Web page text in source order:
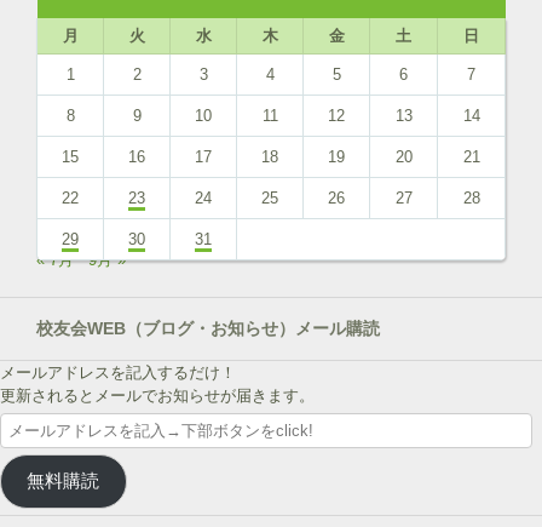
月 火 水 木 金 土 日
1 2 3 4 5 6 7
8 9 10 11 12 13 14
15 16 17 18 19 20 21
22 23 24 25 26 27 28
29 30
31
« 7月
9月 »
校友会WEB（ブログ・お知らせ）メール購読
メールアドレスを記入するだけ！
更新されるとメールでお知らせが届きます。
ー
ル
ア
ド
無料購読